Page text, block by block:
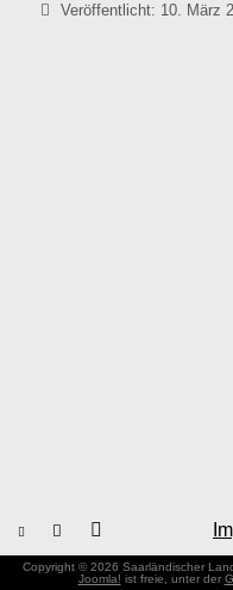
Veröffentlicht: 10. März
Copyright © 2026 Saarländischer
Joomla! ist freie, unter der